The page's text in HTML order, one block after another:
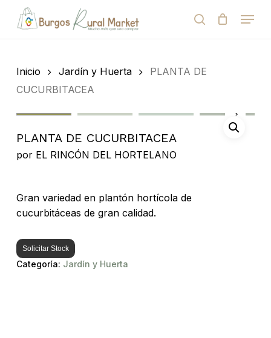
de
search
Menu
Cart
Inicio Jardín y Huerta
PLANTA DE
CUCURBITACEA
PLANTA DE CUCURBITACEA
por EL RINCÓN DEL HORTELANO
Gran variedad en plantón hortícola de
cucurbitáceas de gran calidad.
Solicitar Stock
Categoría: Jardín y Huerta